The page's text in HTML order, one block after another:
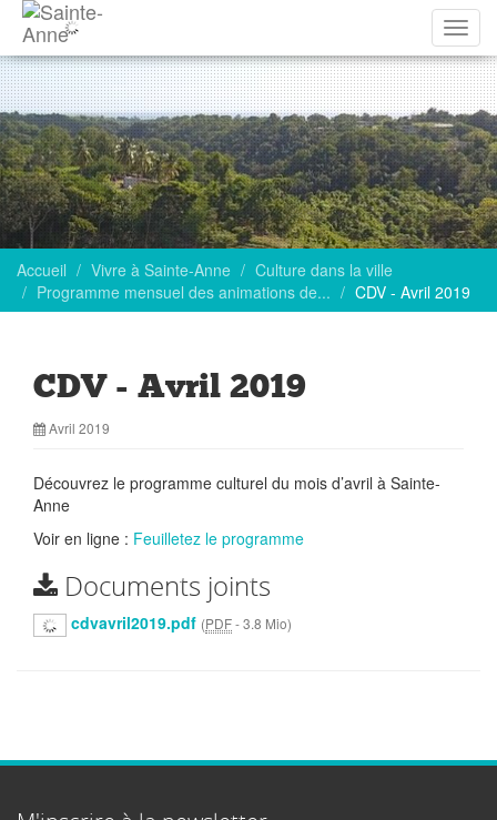
la
Accueil Vivre à Sainte-Anne
Culture dans la ville
Programme mensuel des animations de...
CDV - Avril 2019
CDV - Avril 2019
Avril 2019
Découvrez le programme culturel du mois d’avril à Sainte-
Anne
Voir en ligne : Feuilletez le programme
Documents joints
cdvavril2019.pdf (PDF-3.8 Mio)